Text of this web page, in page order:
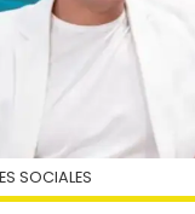
SOCIALES